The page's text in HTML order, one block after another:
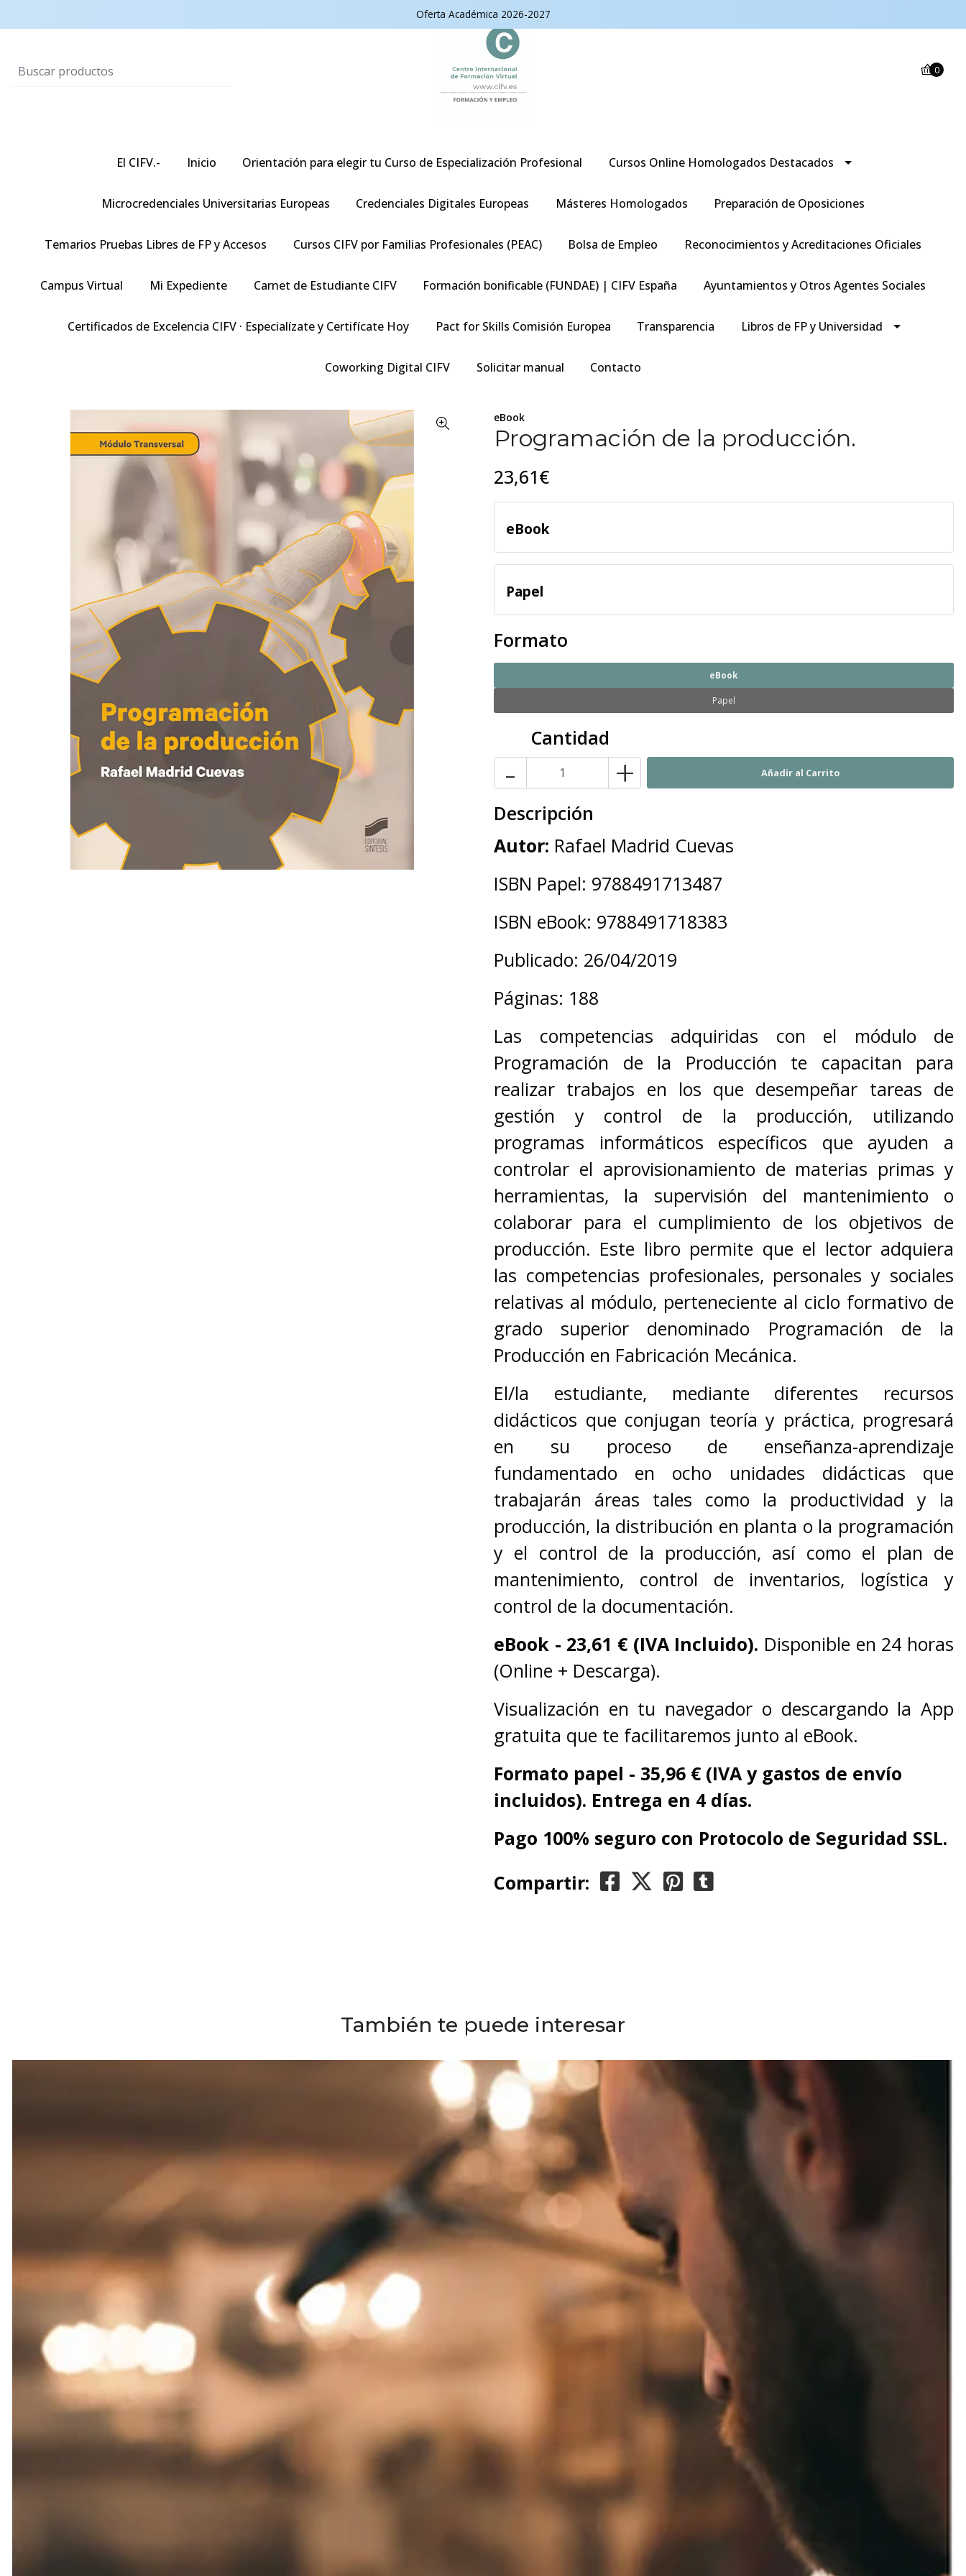
Oferta Académica 2026-2027
0
El CIFV.- Inicio Orientación para elegir tu Curso de Especialización Profesional Cursos Online Homologados Destacados
Microcredenciales Universitarias Europeas Credenciales Digitales Europeas Másteres Homologados Preparación de Oposiciones
Temarios Pruebas Libres de FP y Accesos Cursos CIFV por Familias Profesionales (PEAC) Bolsa de Empleo Reconocimientos y Acreditaciones Oficiales
Campus Virtual Mi Expediente Carnet de Estudiante CIFV Formación bonificable (FUNDAE) | CIFV España Ayuntamientos y Otros Agentes Sociales
Certificados de Excelencia CIFV · Especialízate y Certifícate Hoy Pact for Skills Comisión Europea Transparencia Libros de FP y Universidad
Coworking Digital CIFV Solicitar manual Contacto
eBook
Programación de la producción.
23,61€
eBook
Papel
Formato
eBook
Papel
Cantidad
- +
Descripción
Autor: Rafael Madrid Cuevas
ISBN Papel: 9788491713487
ISBN eBook: 9788491718383
Publicado: 26/04/2019
Páginas: 188
Las competencias adquiridas con el módulo de
Programación de la Producción te capacitan para
realizar trabajos en los que desempeñar tareas de
gestión y control de la producción, utilizando
programas informáticos específicos que ayuden a
controlar el aprovisionamiento de materias primas y
herramientas, la supervisión del mantenimiento o
colaborar para el cumplimiento de los objetivos de
producción. Este libro permite que el lector adquiera
las competencias profesionales, personales y sociales
relativas al módulo, perteneciente al ciclo formativo de
grado superior denominado Programación de la
Producción en Fabricación Mecánica.
El/la estudiante, mediante diferentes recursos
didácticos que conjugan teoría y práctica, progresará
en su proceso de enseñanza-aprendizaje
fundamentado en ocho unidades didácticas que
trabajarán áreas tales como la productividad y la
producción, la distribución en planta o la programación
y el control de la producción, así como el plan de
mantenimiento, control de inventarios, logística y
control de la documentación.
eBook - 23,61 € (IVA Incluido). Disponible en 24 horas
(Online + Descarga).
Visualización en tu navegador o descargando la App
gratuita que te facilitaremos junto al eBook.
Formato papel - 35,96 € (IVA y gastos de envío
incluidos). Entrega en 4 días.
Pago 100% seguro con Protocolo de Seguridad SSL.
Compartir:
También te puede interesar